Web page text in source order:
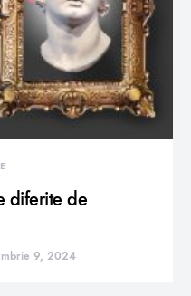
diferite de
9, 2024